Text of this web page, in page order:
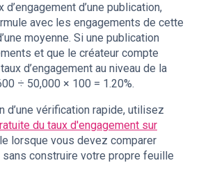
d’engagement d’une publication,
avec les engagements de cette
moyenne. Si une publication
et que le créateur compte
d’engagement au niveau de la
÷ 50,000 × 100 = 1.20%.
d’une vérification rapide, utilisez
du taux d'engagement sur
lorsque vous devez comparer
construire votre propre feuille